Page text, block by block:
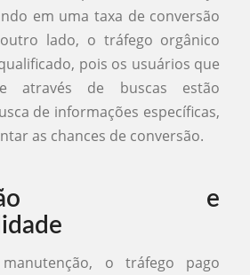
em uma taxa de conversão
lado, o tráfego orgânico
pois os usuários que
através de buscas estão
de informações específicas,
as chances de conversão.
e
o tráfego pago